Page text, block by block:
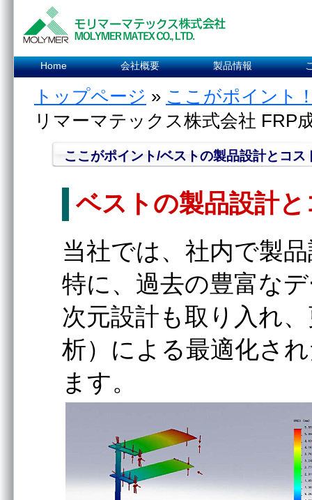
Home 会社概要 製品情報
トップページ » ここがポイント
リマーマテックス株式会社 FRP
ここがポイント/ベストの製品設計とコス
ベストの製品設計
当社では、社内で製
特に、過去の豊富な
次元設計も取り入れ
析）による最適化さ
ます。